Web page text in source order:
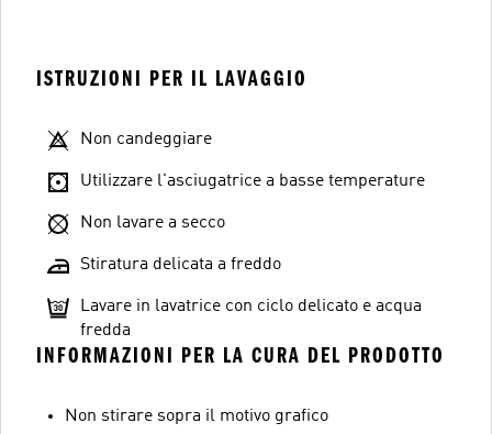
ISTRUZIONI PER IL LAVAGGIO
Non candeggiare
Utilizzare l'asciugatrice a basse temperature
Non lavare a secco
Stiratura delicata a freddo
Lavare in lavatrice con ciclo delicato e acqua
fredda
INFORMAZIONI PER LA CURA DEL PRODOTTO
Non stirare sopra il motivo grafico